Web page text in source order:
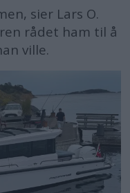
sier Lars O.
rådet ham til å
ville.